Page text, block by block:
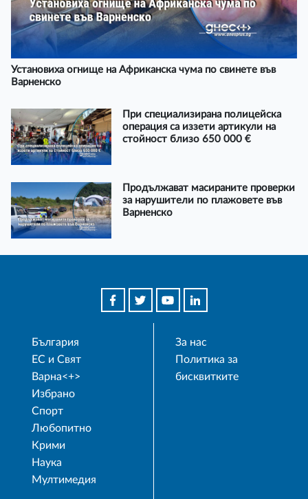
Установиха огнище на Африканска чума по свинете във
Варненско
При специализирана полицейска
операция са иззети артикули на
стойност близо 650 000 €
Продължават масираните проверки
за нарушители по плажовете във
Варненско
България
ЕС и Свят
Варна<+>
Избрано
Спорт
Любопитно
Крими
Наука
Мултимедия
За нас
Политика за
бисквитките